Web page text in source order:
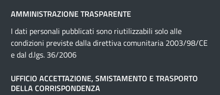
AMMINISTRAZIONE TRASPARENTE
I dati personali pubblicati sono riutilizzabili solo alle
condizioni previste dalla direttiva comunitaria 2003/98/CE
e dal d.lgs. 36/2006
UFFICIO ACCETTAZIONE, SMISTAMENTO E TRASPORTO
DELLA CORRISPONDENZA